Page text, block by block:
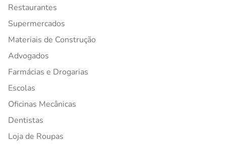
Restaurantes
Supermercados
Materiais de Construção
Advogados
Farmácias e Drogarias
Escolas
Oficinas Mecânicas
Dentistas
Loja de Roupas